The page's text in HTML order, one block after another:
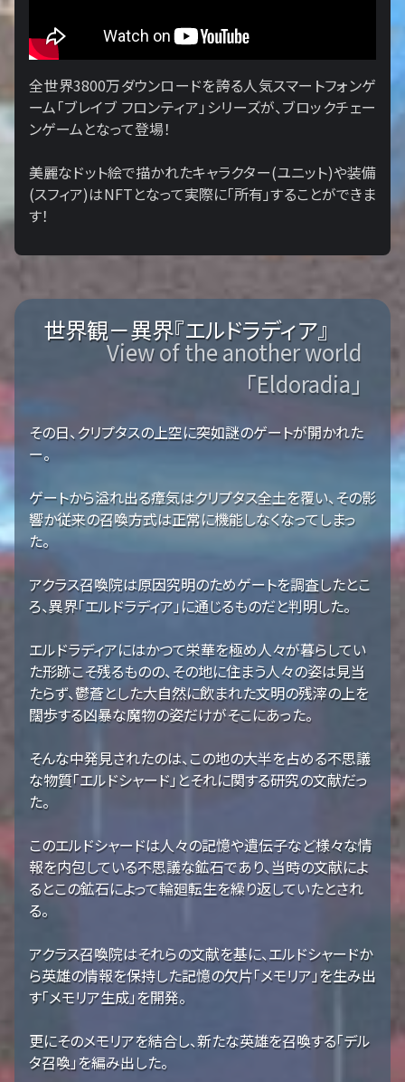
全世界3800万ダウンロードを誇る人気スマートフォンゲ
ーム「ブレイブ フロンティア」シリーズが、ブロックチェー
ンゲームとなって登場！
美麗なドット絵で描かれたキャラクター(ユニット)や装備
(スフィア)はNFTとなって実際に「所有」することができま
す！
世界観－異界『エルドラディア』
View of the another world
「Eldoradia」
その日、クリプタスの上空に突如謎のゲートが開かれた
ー。
ゲートから溢れ出る瘴気はクリプタス全土を覆い、その影
響か従来の召喚方式は正常に機能しなくなってしまっ
た。
アクラス召喚院は原因究明のためゲートを調査したとこ
ろ、異界「エルドラディア」に通じるものだと判明した。
エルドラディアにはかつて栄華を極め人々が暮らしてい
た形跡こそ残るものの、その地に住まう人々の姿は見当
たらず、鬱蒼とした大自然に飲まれた文明の残滓の上を
闊歩する凶暴な魔物の姿だけがそこにあった。
そんな中発見されたのは、この地の大半を占める不思議
な物質「エルドシャード」とそれに関する研究の文献だっ
た。
このエルドシャードは人々の記憶や遺伝子など様々な情
報を内包している不思議な鉱石であり、当時の文献によ
るとこの鉱石によって輪廻転生を繰り返していたとされ
る。
アクラス召喚院はそれらの文献を基に、エルドシャードか
ら英雄の情報を保持した記憶の欠片「メモリア」を生み出
す「メモリア生成」を開発。
更にそのメモリアを結合し、新たな英雄を召喚する「デル
タ召喚」を編み出した。